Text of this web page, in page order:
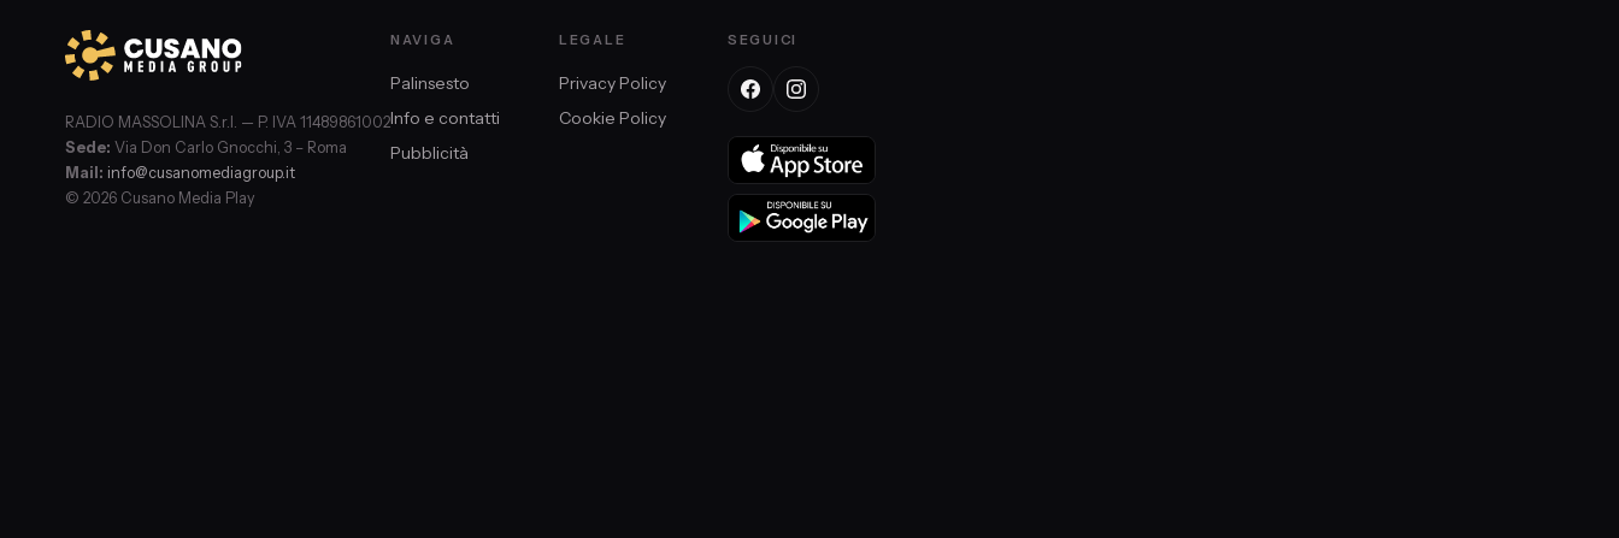
RADIO MASSOLINA S.r.l. — P. IVA 11489861002
Sede: Via Don Carlo Gnocchi, 3 – Roma
Mail: info@cusanomediagroup.it
© 2026 Cusano Media Play
NAVIGA
Palinsesto
Info e contatti
Pubblicità
LEGALE
Privacy Policy
Cookie Policy
SEGUICI